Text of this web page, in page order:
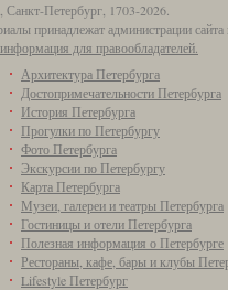
Петербург, 1703-2026.
принадлежат администрации
для правообладателей.
Архитектура Петербурга
Достопримечательности Петербурга
История Петербурга
Прогулки по Петербургу
Фото Петербурга
Экскурсии по Петербургу
Карта Петербурга
Музеи, галереи и театры Петербурга
Гостиницы и отели Петербурга
Полезная информация о Петербурге
Рестораны, кафе, бары и клубы
Lifestyle Петербург